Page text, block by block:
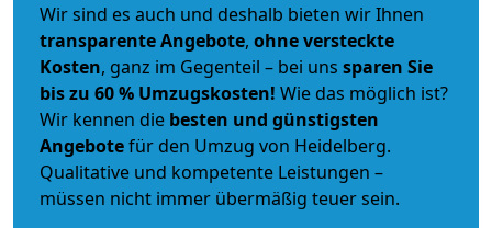
Wir sind es auch und deshalb bieten wir Ihnen
transparente Angebote, ohne versteckte
Kosten, ganz im Gegenteil – bei uns sparen Sie
bis zu 60 % Umzugskosten! Wie das möglich ist?
Wir kennen die besten und günstigsten
Angebotefür den Umzug von Heidelberg.
Qualitative und kompetente Leistungen –
müssen nicht immer übermäßig teuer sein.